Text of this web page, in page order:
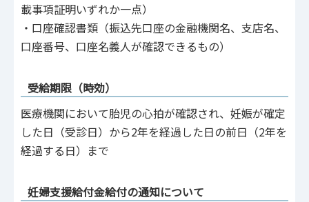
載事項証明いずれか一点）
・口座確認書類（振込先口座の金融機関名、支店名、
口座番号、口座名義人が確認できるもの）
受給期限（時効）
医療機関において胎児の心拍が確認され、妊娠が確定
した日（受診日）から2年を経過した日の前日（2年を
経過する日）まで
妊婦支援給付金給付の通知について